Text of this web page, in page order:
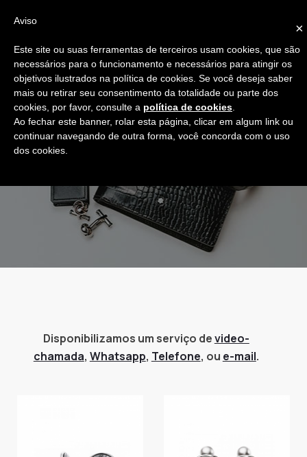
Brincos
Pulseiras
Colares
ANÉIS DE NOIVADO
ALIANÇAS
MARCAS
Recarlo
Lecarre
Antora
Dara Jewels
Ruesch
Serviços
Assistência
preferencia. Obrigado
Acessórios
Disponibilizamos um serviço devideo-
chamada, Whatsapp, Telefone, ou e-mail.
×
Aviso
Este site ou suas ferramentas de terceiros usam cookies, que são
necessários para o funcionamento e necessários para atingir os
objetivos ilustrados na política de cookies. Se você deseja saber
mais ou retirar seu consentimento da totalidade ou parte dos
cookies, por favor, consulte a política de cookies
Ao fechar este banner, rolar esta página, clicar em algum link ou
continuar navegando de outra forma, você concorda com o uso
dos cookies.